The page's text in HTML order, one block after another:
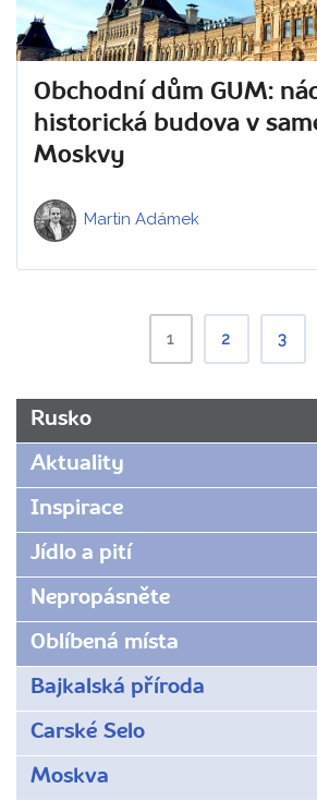
Obchodní dům GUM:
historická budova v
Moskvy
Martin Adámek
1 2 3
Rusko
Aktuality
Inspirace
Jídlo a pití
Nepropásněte
Oblíbená místa
Bajkalská příroda
Carské Selo
Moskva